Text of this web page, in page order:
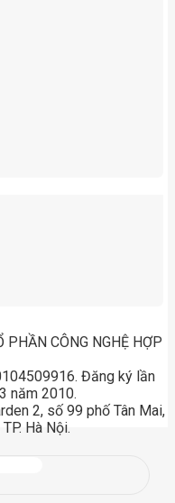
PHẦN CÔNG NGHỆ HỢP
Đăng ký lần
năm 2010.
2, số 99 phố Tân Mai,
Hà Nội.